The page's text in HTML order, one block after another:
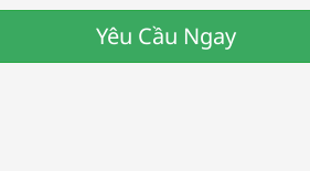
Yêu Cầu Ngay